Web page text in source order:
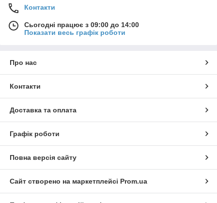
Контакти
Сьогодні працює з 09:00 до 14:00
Показати весь графік роботи
Про нас
Контакти
Доставка та оплата
Графік роботи
Повна версія сайту
Сайт створено на маркетплейсі Prom.ua